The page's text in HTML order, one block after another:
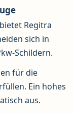
Regitra
sich in
Schildern.
für die
Ein hohes
aus.